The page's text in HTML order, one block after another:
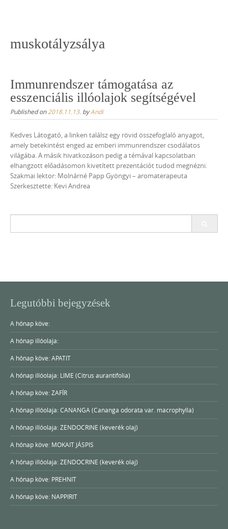
muskotályzsálya
Immunrendszer támogatása az
esszenciális illóolajok segítségével
Published on2018.11.13. byAndi
Kedves Látogató, a linken találsz egy rövid összefoglaló anyagot,
amely betekintést enged az emberi immunrendszer csodálatos
világába. A másik hivatkozáson pedig a témával kapcsolatban
elhangzott előadásomon kivetített prezentációt tudod megnézni.
Szakmai lektor: Molnárné Papp Gyöngyi – aromaterapeuta
Szerkesztette: Kevi Andrea
Legutóbbi bejegyzések
A hónap köve:
A hónap illóolaja:
A hónap köve: APATIT
A hónap illóolaja: LIME (Citrus aurantifolia)
A hónap köve: ZAFÍR
A hónap illóolaja: CANANGA (Cananga odorata var. macrophylla)
A hónap illóolaja: ZENDOCRINE (keverék olaj)
A hónap köve: MOKAIT JÁSPIS
A hónap illóolaja: ZENDOCRINE (keverék olaj)
A hónap köve: PREHNIT
A hónap köve: NAPPIRIT